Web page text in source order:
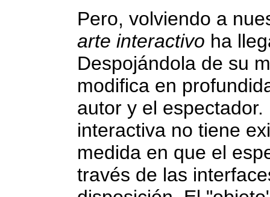
Pero, volviendo a
arte interactivo ha
Despojándola de su
modifica en
autor y el
interactiva no tiene
medida en que el
través de las